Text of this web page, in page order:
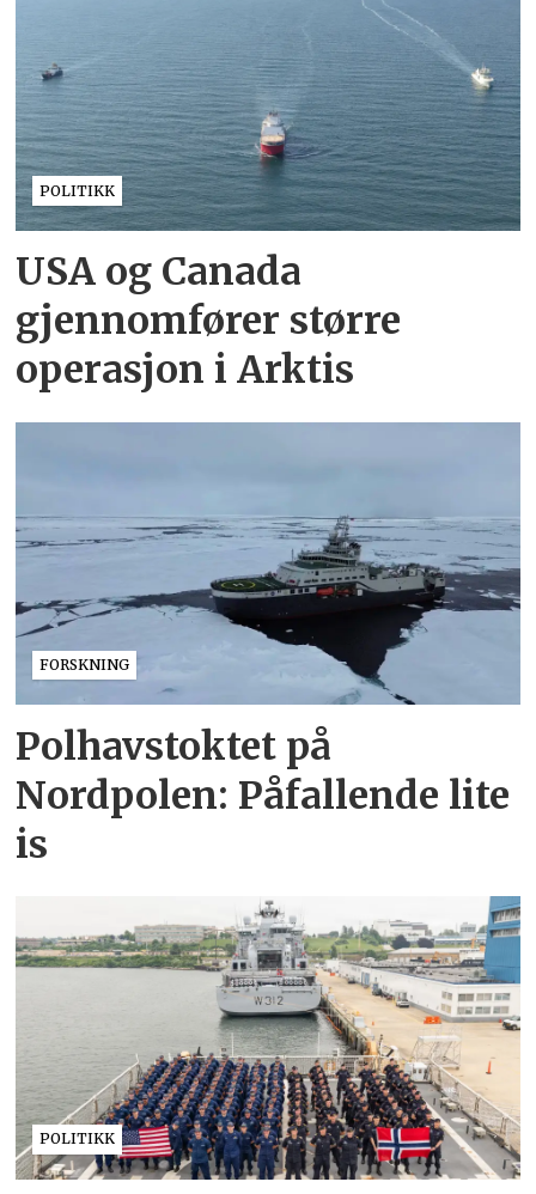
POLITIKK
USA og Canada
gjennomfører større
operasjon i Arktis
FORSKNING
Polhavstoktet på
Nordpolen: Påfallende lite
is
POLITIKK